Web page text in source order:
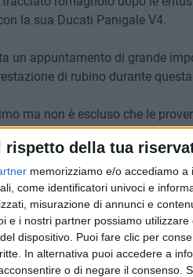
rispetto della tua
memorizziamo e/o accediamo
come identificatori univoci e
misurazione di annunci e
e i nostri partner possiamo
dispositivo. Puoi fare clic per
In alternativa puoi accedere a
o di negare il consenso.
la sua Ducati Panigale V4.
un appuntamento di grande
di rubino durante
ma non è escluso che le
una buona gara.
in pista nel weekend
Time", definite in base al
montepremi in pneumatici
collaborazione con
e tecnologia del mondo